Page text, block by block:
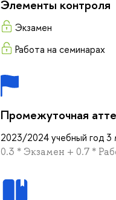
Элементы контроля
Экзамен
Работа на семинарах
Промежуточная
2023/2024 учебный год 3
0.3 * Экзамен + 0.7 *